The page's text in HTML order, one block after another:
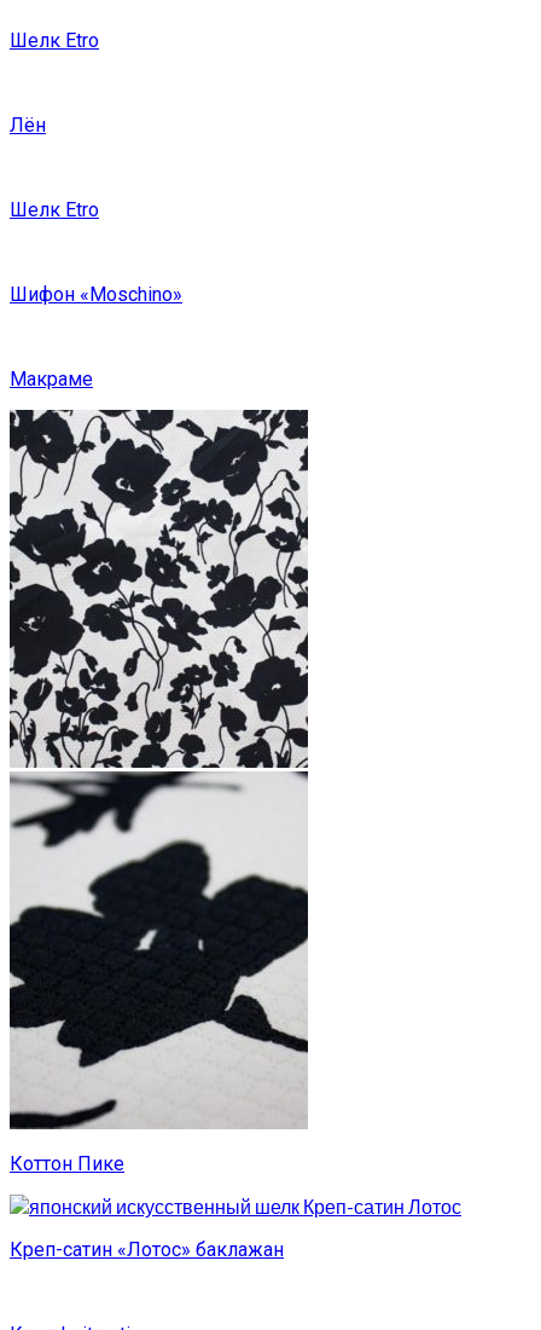
Шелк Etro
Лён
Шелк Etro
Шифон «Moschino»
Макраме
Коттон Пике
Креп-сатин «Лотос» баклажан